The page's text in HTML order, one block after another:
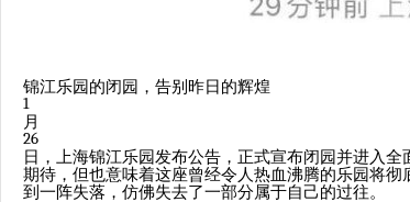
锦江乐园的闭园，告别昨日的辉煌
1
月
26
日，上海锦江乐园发布公告，正式宣布闭园并进入
期待，但也意味着这座曾经令人热血沸腾的乐园将
到一阵失落，仿佛失去了一部分属于自己的过往。